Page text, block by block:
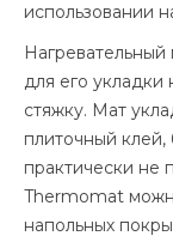
использовании
для его укладки
стяжку. Мат
плиточный клей,
практически не
Thermomat
напольных